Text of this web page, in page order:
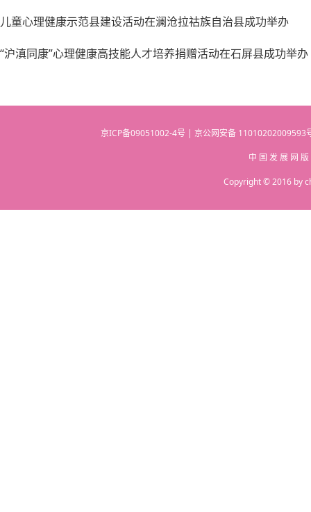
儿童心理健康示范县建设活动在澜沧拉祜族自治县成功举办
“沪滇同康”心理健康高技能人才培养捐赠活动在石屏县成功举办
京ICP备09051002-4号 | 京公网安备
中 国 发 展 网
Copyright © 2016 by